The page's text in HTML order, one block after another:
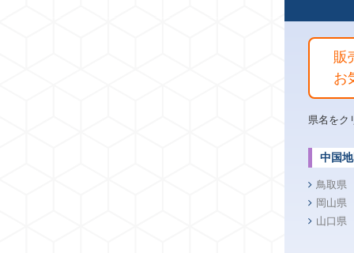
販
お
県名をク
中国
鳥取県
岡山県
山口県